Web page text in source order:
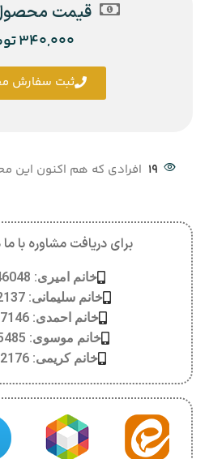
19 افرادی که هم اکنون این
برای دریافت مشاوره با ما
خانم امیری: 09192146048
خانم سلیمانی: 09192402137
خانم احمدی: 09192507146
خانم موسوی: 09192075485
خانم کریمی: 09194052176
قیمت
340,000
ثبت سفارش